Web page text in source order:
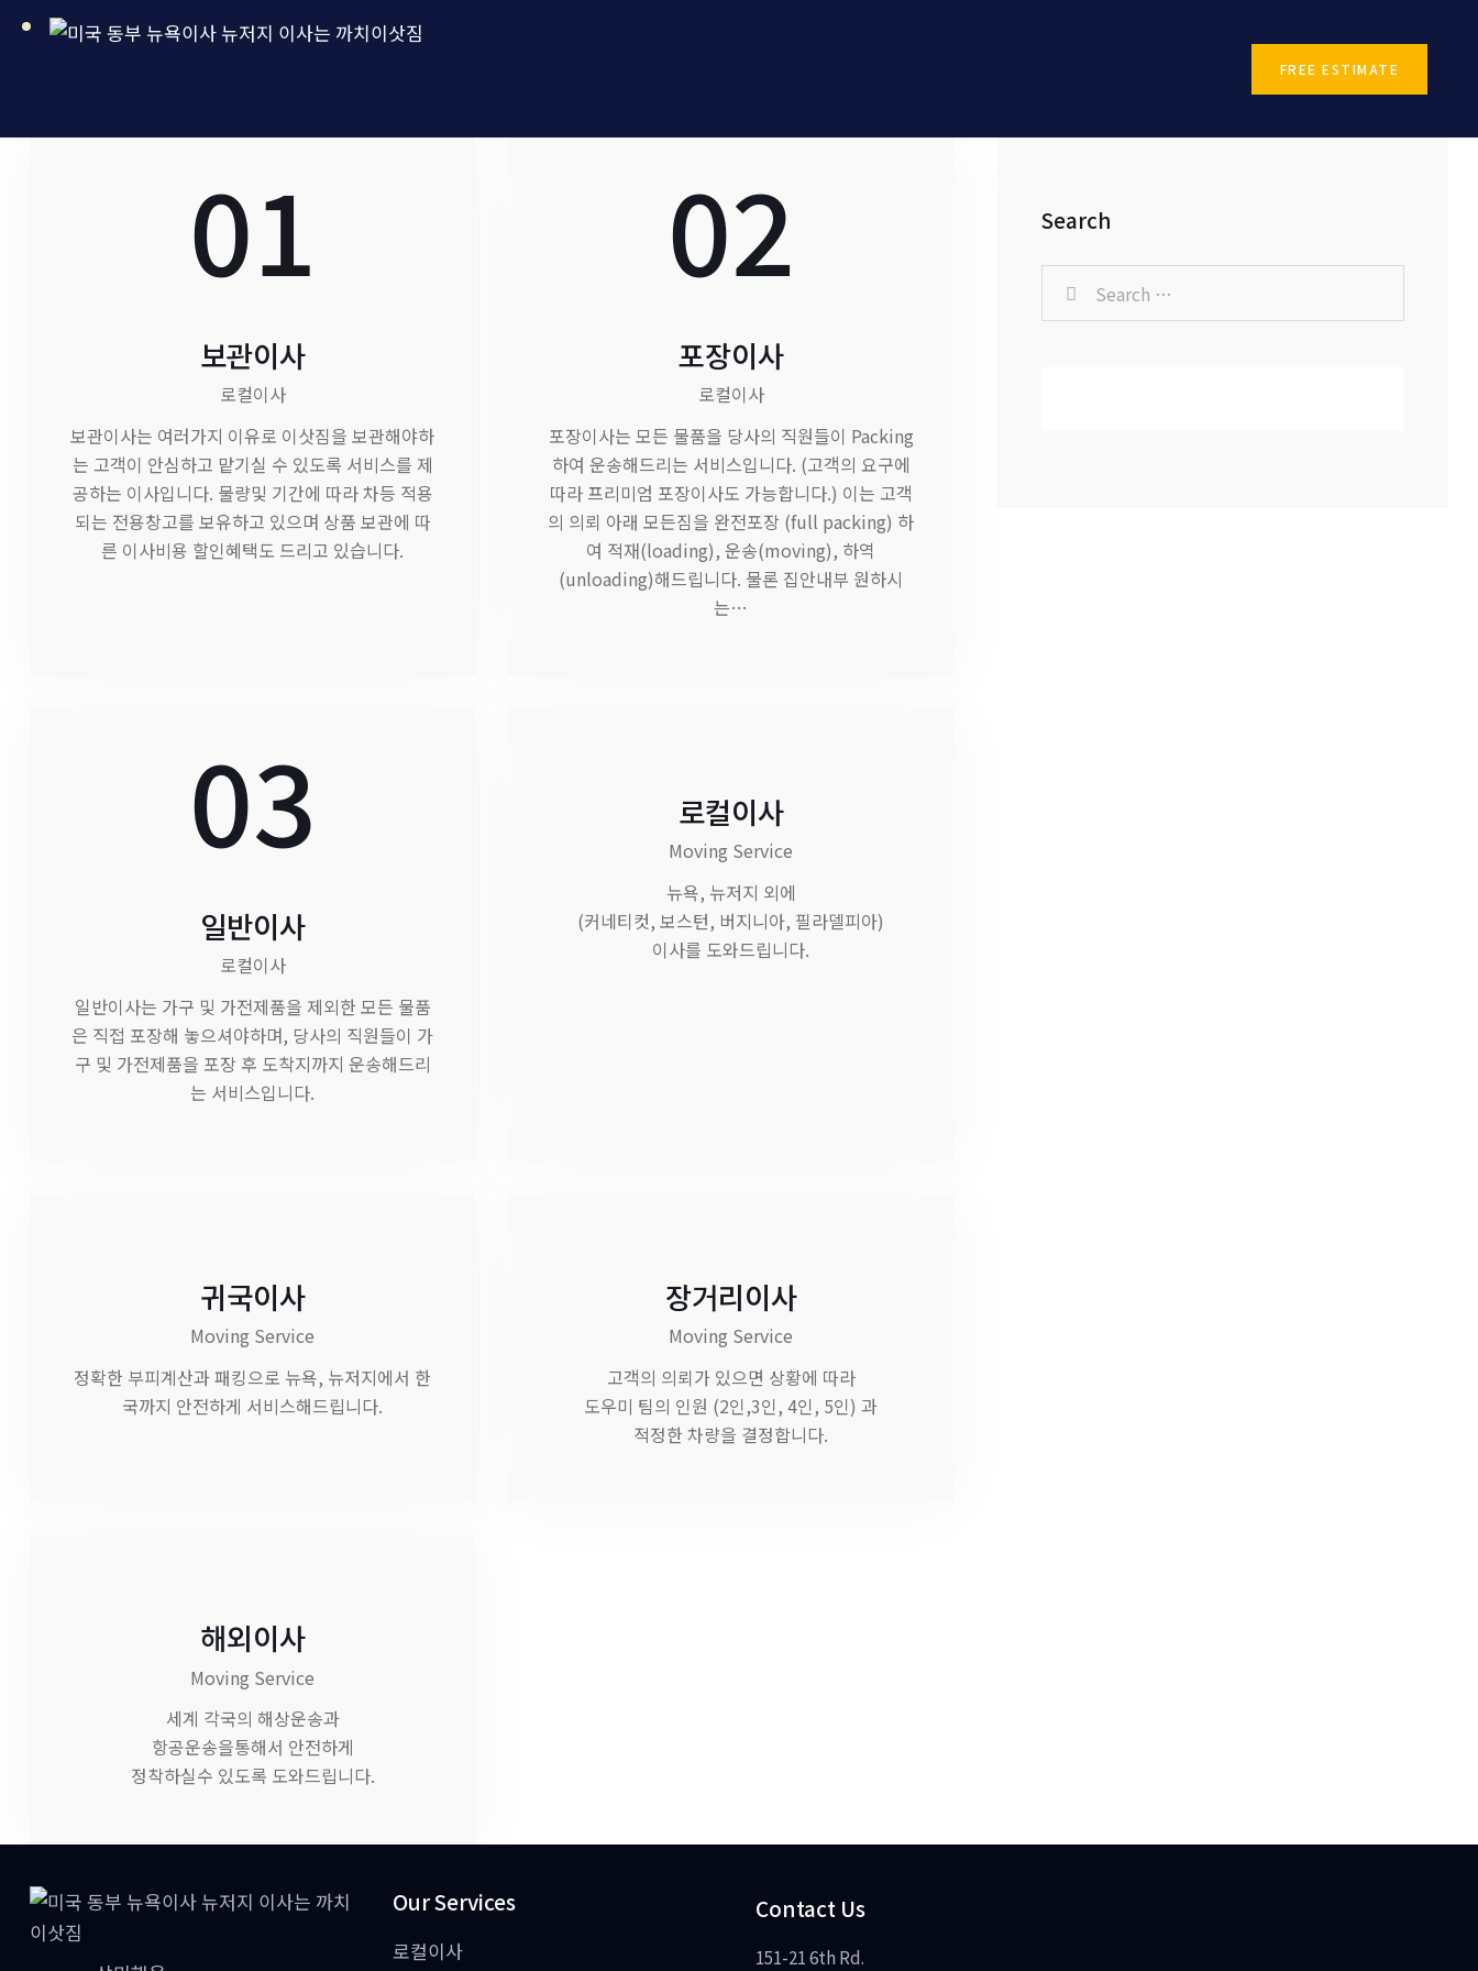
FREE ESTIMATE
01
보관이사
로컬이사
보관이사는 여러가지 이유로 이삿짐을 보관해야하
는 고객이 안심하고 맡기실 수 있도록 서비스를 제
공하는 이사입니다. 물량및 기간에 따라 차등 적용
되는 전용창고를 보유하고 있으며 상품 보관에 따
른 이사비용 할인혜택도 드리고 있습니다.
02
포장이사
로컬이사
포장이사는 모든 물품을 당사의 직원들이 Packing
하여 운송해드리는 서비스입니다. (고객의 요구에
따라 프리미엄 포장이사도 가능합니다.) 이는 고객
의 의뢰 아래 모든짐을 완전포장 (full packing) 하
여 적재(loading), 운송(moving), 하역
(unloading)해드립니다. 물론 집안내부 원하시
는…
03
일반이사
로컬이사
일반이사는 가구 및 가전제품을 제외한 모든 물품
은 직접 포장해 놓으셔야하며, 당사의 직원들이 가
구 및 가전제품을 포장 후 도착지까지 운송해드리
는 서비스입니다.
로컬이사
Moving Service
뉴욕, 뉴저지 외에
(커네티컷, 보스턴, 버지니아, 필라델피아)
이사를 도와드립니다.
귀국이사
Moving Service
정확한 부피계산과 패킹으로 뉴욕, 뉴저지에서 한
국까지 안전하게 서비스해드립니다.
장거리이사
Moving Service
고객의 의뢰가 있으면 상황에 따라
도우미 팀의 인원 (2인,3인, 4인, 5인) 과
적정한 차량을 결정합니다.
해외이사
Moving Service
세계 각국의 해상운송과
항공운송을통해서 안전하게
정착하실수 있도록 도와드립니다.
Search
Our Services
로컬이사
Contact Us
151-21 6th Rd.